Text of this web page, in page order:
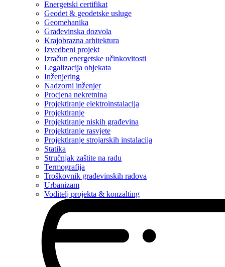
Energetski certifikat
Geodet & geodetske usluge
Geomehanika
Građevinska dozvola
Krajobrazna arhitektura
Izvedbeni projekt
Izračun energetske učinkovitosti
Legalizacija objekata
Inženjering
Nadzorni inženjer
Procjena nekretnina
Projektiranje elektroinstalacija
Projektiranje
Projektiranje niskih građevina
Projektiranje rasvjete
Projektiranje strojarskih instalacija
Statika
Stručnjak zaštite na radu
Termografija
Troškovnik građevinskih radova
Urbanizam
Voditelj projekta & konzalting